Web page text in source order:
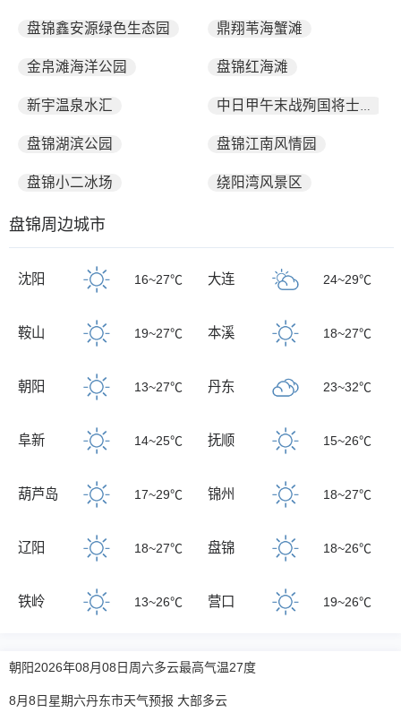
盘锦鑫安源绿色生态园 鼎翔苇海蟹滩
金帛滩海洋公园 盘锦红海滩
新宇温泉水汇 中日甲午末战殉国将士墓
盘锦湖滨公园 盘锦江南风情园
盘锦小二冰场 绕阳湾风景区
盘锦周边城市
沈阳 16~27℃ 大连 24~29℃
鞍山 19~27℃ 本溪 18~27℃
朝阳 13~27℃ 丹东 23~32℃
阜新 14~25℃ 抚顺 15~26℃
葫芦岛 17~29℃ 锦州 18~27℃
辽阳 18~27℃ 盘锦 18~26℃
铁岭 13~26℃ 营口 19~26℃
朝阳2026年08月08日周六多云最高气温27度
8月8日星期六丹东市天气预报 大部多云